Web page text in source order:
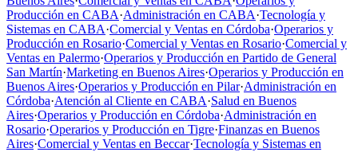
Producción en CABA·Administración en CABA·Tecnología y
Sistemas en CABA·Comercial y Ventas en Córdoba·Operarios y
Producción en Rosario·Comercial y Ventas en Rosario·Comercial y
Ventas en Palermo·Operarios y Producción en Partido de General
San Martín·Marketing en Buenos Aires·Operarios y Producción en
Buenos Aires·Operarios y Producción en Pilar·Administración en
Córdoba·Atención al Cliente en CABA·Salud en Buenos
Aires·Operarios y Producción en Córdoba·Administración en
Rosario·Operarios y Producción en Tigre·Finanzas en Buenos
Aires·Comercial y Ventas en Beccar·Tecnología y Sistemas en